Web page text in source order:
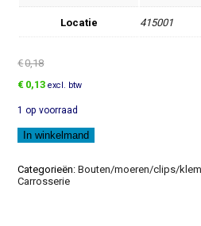
Locatie 415001
€0,18
Oorspronkelijke
was:
€0,18.
€ 0,13Huidige
is:
€0,13.
excl. btw
1 op voorraad
Parker
aantal
In winkelmand
Categorieën:Bouten/moeren/clips/
Carrosserie